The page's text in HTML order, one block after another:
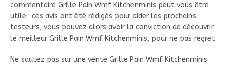
commentaire Grille Pain Wmf Kitchenminis peut vous être
utile : ces avis ont été rédigés pour aider les prochains
testeurs, vous pouvez alors avoir la conviction de découvrir
le meilleur Grille Pain Wmf Kitchenminis, pour ne pas regret .
Ne sautez pas sur une vente Grille Pain Wmf Kitchenminis